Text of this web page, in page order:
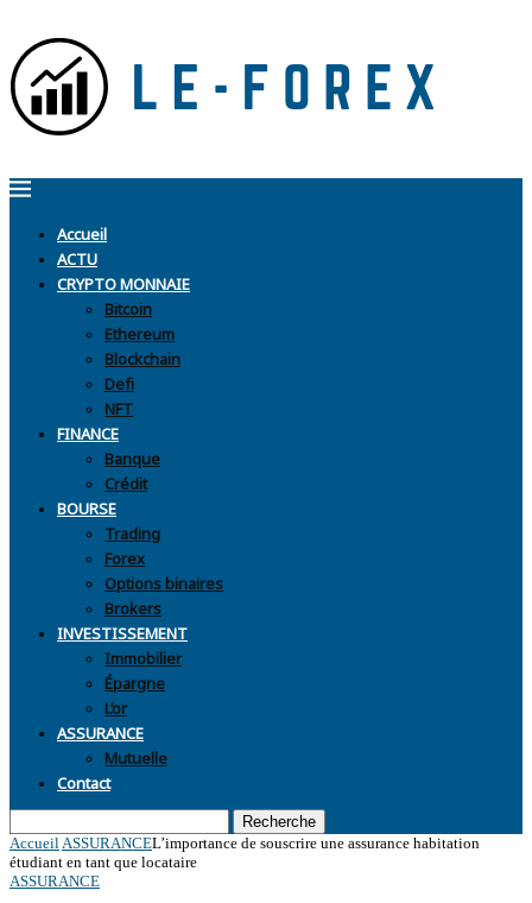
Accueil
ACTU
CRYPTO MONNAIE
Bitcoin
Ethereum
Blockchain
Defi
NFT
FINANCE
Banque
Crédit
BOURSE
Trading
Forex
Options binaires
Brokers
INVESTISSEMENT
Immobilier
Épargne
L’or
ASSURANCE
Mutuelle
Contact
Recherche
AccueilASSURANCEL’importance de souscrire une assurance habitation
étudiant en tant que locataire
ASSURANCE